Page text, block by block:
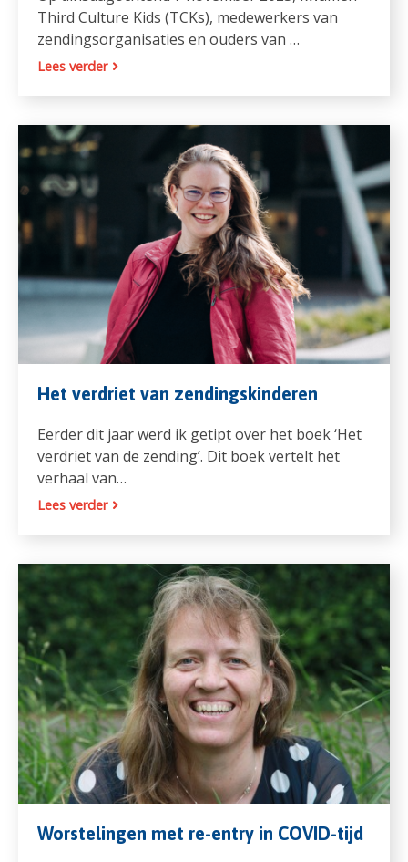
Third Culture Kids (TCKs), medewerkers van
zendingsorganisaties en ouders van …
Lees verder
Het verdriet van zendingskinderen
Eerder dit jaar werd ik getipt over het boek ‘Het
verdriet van de zending’. Dit boek vertelt het
verhaal van…
Lees verder
Worstelingen met re-entry in COVID-tijd